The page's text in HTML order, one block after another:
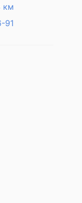
км
91